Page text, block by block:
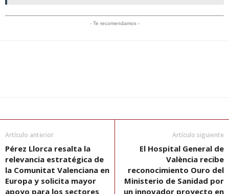
- Te recomendamos -
Artículo anterior
Pérez Llorca resalta la
relevancia estratégica de
la Comunitat Valenciana en
Europa y solicita mayor
apoyo para los sectores
Artículo siguiente
El Hospital General de
València recibe
reconocimiento Ouro del
Ministerio de Sanidad por
un innovador proyecto en